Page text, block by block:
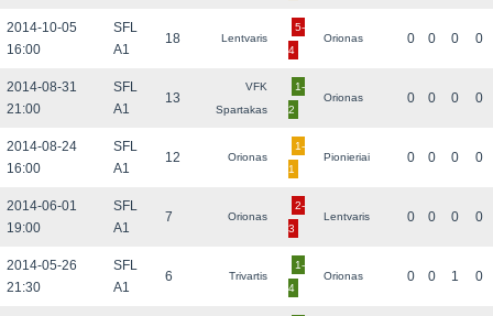
2014-10-05
16:00
SFL
A1
18 Lentvaris
5-
4
Orionas 0 0 0 0
2014-08-31
21:00
SFL
A1
13
VFK
Spartakas
1-
2
Orionas 0 0 0 0
2014-08-24
16:00
SFL
A1
12 Orionas
1-
1
Pionieriai 0 0 0 0
2014-06-01
19:00
SFL
A1
7 Orionas
2-
3
Lentvaris 0 0 0 0
2014-05-26
21:30
SFL
A1
6 Trivartis
1-
4
Orionas 0 0 1 0